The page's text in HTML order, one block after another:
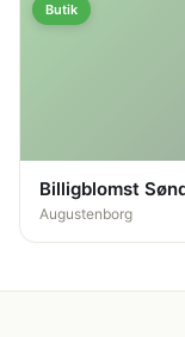
Butik
Billigblomst
Augustenborg